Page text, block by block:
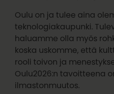
Oulu on ja tulee aina
teknologiakaupunki.
haluamme olla myös
koska uskomme, että
rooli toivon ja
Oulu2026:n tavoitteena
ilmastonmuutos.